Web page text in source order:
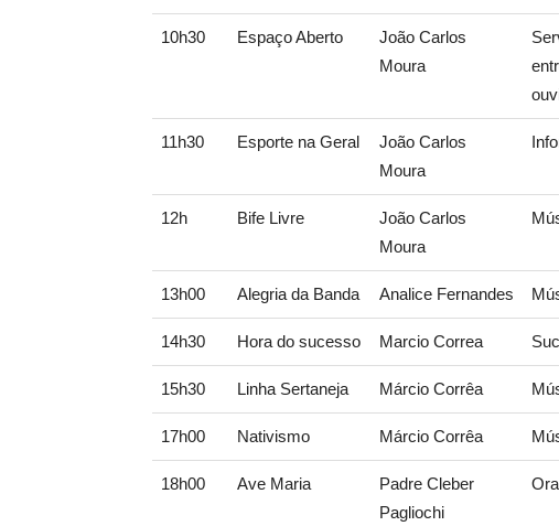
10h30 Espaço Aberto
João Carlos
Moura
11h30 Esporte na Geral
João Carlos
Moura
12h Bife Livre
João Carlos
Moura
13h00 Alegria da Banda Analice Fernandes
14h30 Hora do sucesso Marcio Correa
15h30 Linha Sertaneja Márcio Corrêa
17h00 Nativismo Márcio Corrêa
18h00 Ave Maria
Padre Cleber
Pagliochi